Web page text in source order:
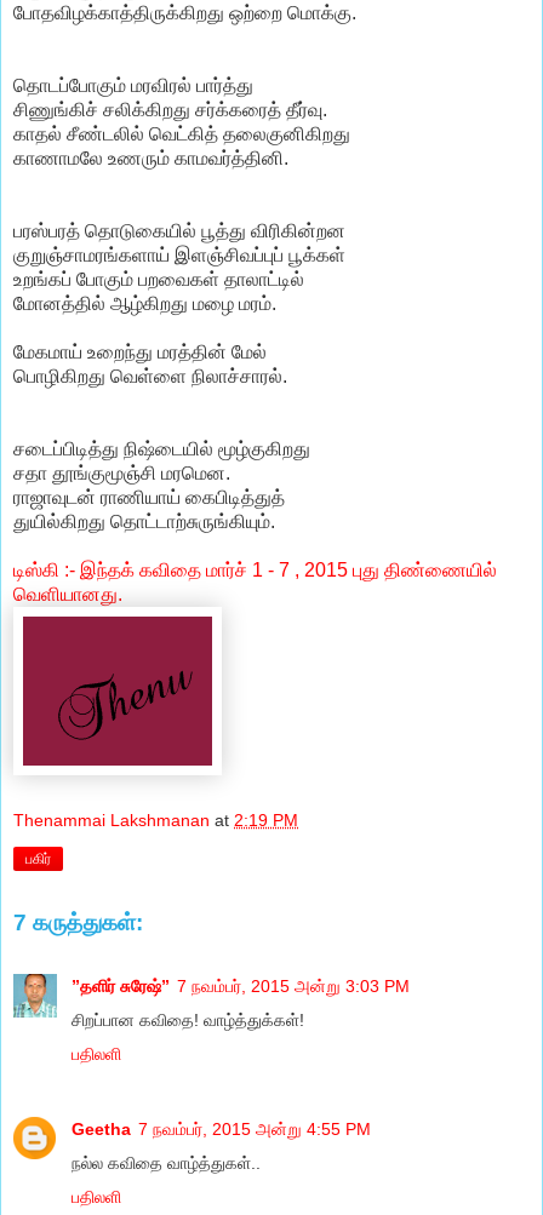
போதவிழக்காத்திருக்கிறது ஒற்றை மொக்கு.
தொடப்போகும் மரவிரல் பார்த்து
சிணுங்கிச் சலிக்கிறது சர்க்கரைத் தீர்வு.
காதல் சீண்டலில் வெட்கித் தலைகுனிகிறது
காணாமலே உணரும் காமவர்த்தினி.
பரஸ்பரத் தொடுகையில் பூத்து விரிகின்றன
குறுஞ்சாமரங்களாய் இளஞ்சிவப்புப் பூக்கள்
உறங்கப் போகும் பறவைகள் தாலாட்டில்
மோனத்தில் ஆழ்கிறது மழை மரம்.
மேகமாய் உறைந்து மரத்தின் மேல்
பொழிகிறது வெள்ளை நிலாச்சாரல்.
சடைப்பிடித்து நிஷ்டையில் மூழ்குகிறது
சதா தூங்குமூஞ்சி மரமென.
ராஜாவுடன் ராணியாய் கைபிடித்துத்
துயில்கிறது தொட்டாற்சுருங்கியும்.
டிஸ்கி :- இந்தக் கவிதை மார்ச் 1 - 7 , 2015 புது திண்ணையில்
வெளியானது.
Thenammai Lakshmanan at 2:19 PM
பகிர்
7 கருத்துகள்:
”தளிர் சுரேஷ்” 7 நவம்பர், 2015 அன்று 3:03 PM
சிறப்பான கவிதை! வாழ்த்துக்கள்!
பதிலளி
Geetha 7 நவம்பர், 2015 அன்று 4:55 PM
நல்ல கவிதை வாழ்த்துகள்..
பதிலளி